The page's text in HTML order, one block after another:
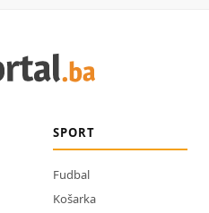
SPORT
Fudbal
Košarka